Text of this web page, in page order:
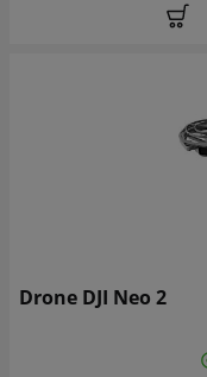
Drone DJI Neo 2